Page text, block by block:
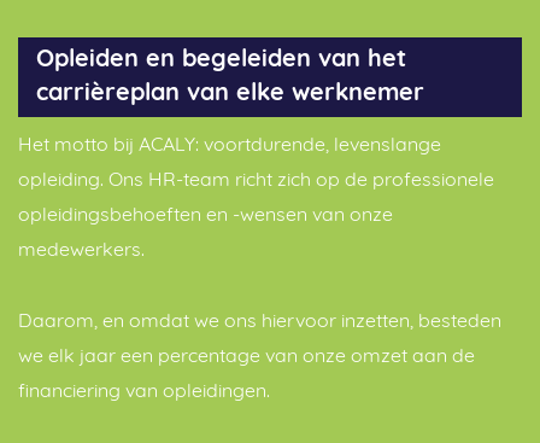
Opleiden en begeleiden van het
carrièreplan van elke werknemer
Het motto bij ACALY: voortdurende, levenslange
opleiding. Ons HR-team richt zich op de professionele
opleidingsbehoeften en -wensen van onze
medewerkers.
Daarom, en omdat we ons hiervoor inzetten, besteden
we elk jaar een percentage van onze omzet aan de
financiering van opleidingen.